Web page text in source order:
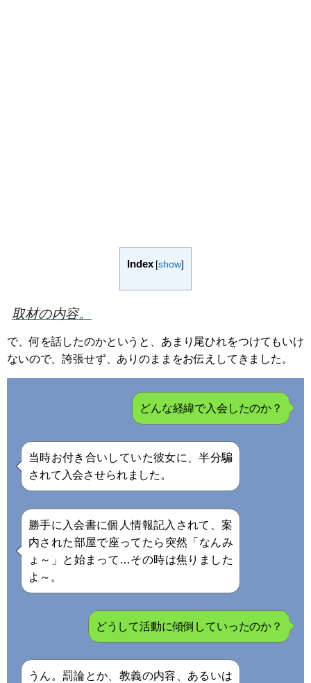
Index [show]
取材の内容。
で、何を話したのかというと、あまり尾ひれをつけてもいけ
ないので、誇張せず、ありのままをお伝えしてきました。
どんな経緯で入会したのか？
当時お付き合いしていた彼女に、半分騙
されて入会させられました。
勝手に入会書に個人情報記入されて、案
内された部屋で座ってたら突然「なんみ
ょ～」と始まって…その時は焦りました
よ～。
どうして活動に傾倒していったのか？
うん。罰論とか、教義の内容、あるいは